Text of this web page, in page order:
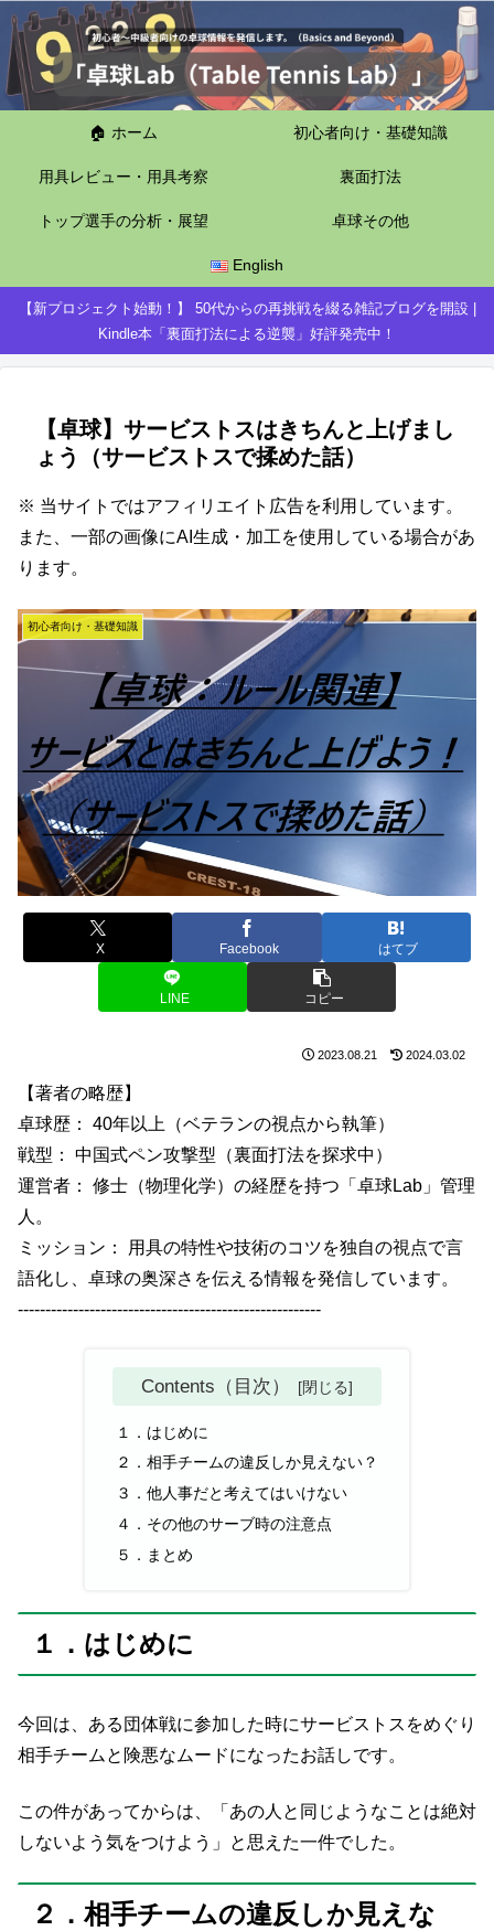
🏠 ホーム 初心者向け・基礎知識
用具レビュー・用具考察 裏面打法
トップ選手の分析・展望 卓球その他
English
【新プロジェクト始動！】 50代からの再挑戦を綴る雑記ブログを開設 |
Kindle本「裏面打法による逆襲」好評発売中！
【卓球】サービストスはきちんと上げまし
ょう（サービストスで揉めた話）
※ 当サイトではアフィリエイト広告を利用しています。
また、一部の画像にAI生成・加工を使用している場合があ
ります。
初心者向け・基礎知識
X Facebook はてブ
LINE コピー
2023.08.21 2024.03.02
【著者の略歴】
卓球歴： 40年以上（ベテランの視点から執筆）
戦型： 中国式ペン攻撃型（裏面打法を探求中）
運営者： 修士（物理化学）の経歴を持つ「卓球Lab」管理
人。
ミッション： 用具の特性や技術のコツを独自の視点で言
語化し、卓球の奥深さを伝える情報を発信しています。
-------------------------------------------------------
Contents（目次）
１．はじめに
２．相手チームの違反しか見えない？
３．他人事だと考えてはいけない
４．その他のサーブ時の注意点
５．まとめ
１．はじめに
今回は、ある団体戦に参加した時にサービストスをめぐり
相手チームと険悪なムードになったお話しです。
この件があってからは、「あの人と同じようなことは絶対
しないよう気をつけよう」と思えた一件でした。
２．相手チームの違反しか見えな